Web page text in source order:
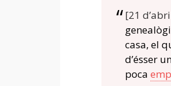
[21
casa, el
d’ésser
poca